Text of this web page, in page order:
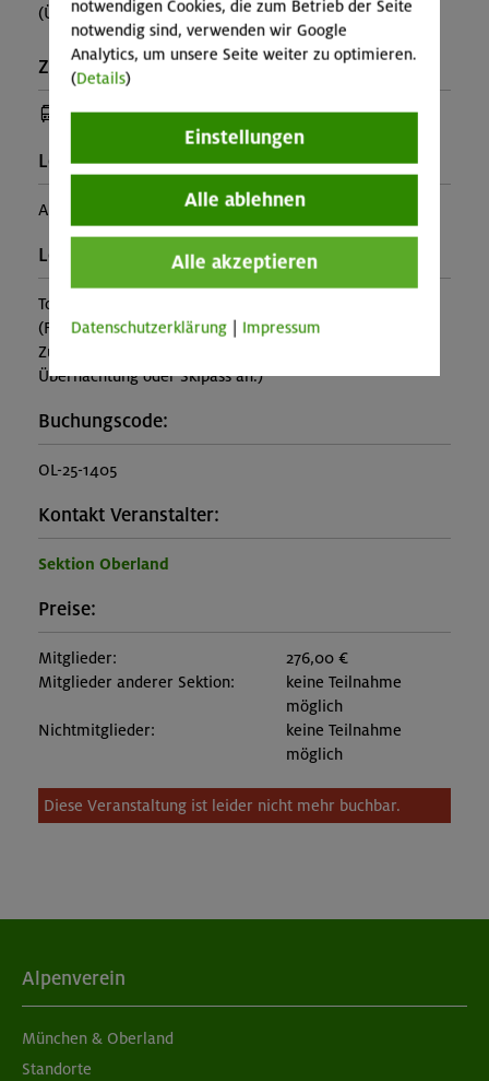
(Ü+HP 66€, Im Lager 61€)
Zusatzinfo:
(Anreise mit Bus oder Bahn)
Leiter*in:
Angelika Sontag
Leistung:
Tourleitung
(Falls nicht in den Leistungen inbegriffen, fallen
Zusatzkosten für z.B. An- und Abreise, Verpflegung,
Übernachtung oder Skipass an.)
Buchungscode:
OL-25-1405
Kontakt Veranstalter:
Sektion Oberland
Preise:
Mitglieder:
276,00 €
Mitglieder anderer Sektion:
keine Teilnahme
möglich
Nichtmitglieder:
keine Teilnahme
möglich
Diese Veranstaltung ist leider nicht mehr buchbar.
Alpenverein
München & Oberland
Standorte
notwendigen Cookies, die zum Betrieb der Seite
notwendig sind, verwenden wir Google
Analytics, um unsere Seite weiter zu optimieren.
(Details)
Einstellungen
Alle ablehnen
Alle akzeptieren
Datenschutzerklärung Impressum